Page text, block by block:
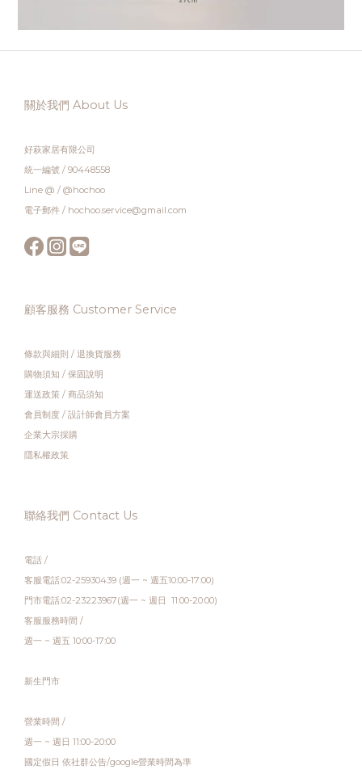
關於我們 About Us
好萩家居有限公司
統一編號 / 90448558
Line @ / @hochoo
電子郵件 / hochoo.service@gmail.com
顧客服務 Customer Service
條款與細則 / 退換貨服務
購物須知 / 保固說明
運送政策 / 商品須知
會員制度 / 設計師會員方案
企業大宗採購
隱私權政策
聯絡我們 Contact Us
電話 /
客服電話:02-25930439 (週一 ~ 週五10:00-17:00)
門市電話:02-23223967(週一 ~ 週日 11:00-20:00)
客服服務時間 /
週一 ~ 週五 10:00-17:00
新生門市
營業時間 /
週一 ~ 週日 11:00-20:00
國定假日 依社群公告/google營業時間為準